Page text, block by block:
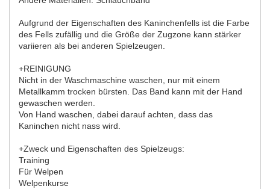
Aufgrund der Eigenschaften des Kaninchenfells ist die Farbe
des Fells zufällig und die Größe der Zugzone kann stärker
variieren als bei anderen Spielzeugen.
+REINIGUNG
Nicht in der Waschmaschine waschen, nur mit einem
Metallkamm trocken bürsten. Das Band kann mit der Hand
gewaschen werden.
Von Hand waschen, dabei darauf achten, dass das
Kaninchen nicht nass wird.
+Zweck und Eigenschaften des Spielzeugs:
Training
Für Welpen
Welpenkurse